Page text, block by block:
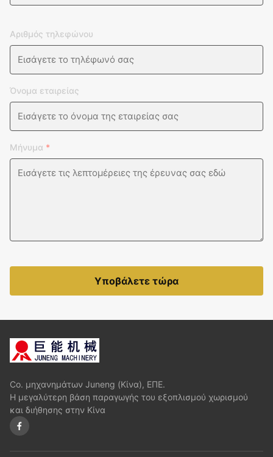
Αριθμός τηλεφώνου
Όνομα εταιρείας
Μήνυμα *
Υποβάλετε τώρα
Co. μηχανημάτων Juneng (Κίνα), ΕΠΕ.
Η μεγαλύτερη βάση παραγωγής του εξοπλισμού χωρισμού
και διήθησης στην Κίνα